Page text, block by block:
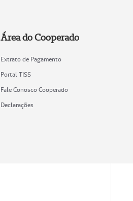
Área do Cooperado
Extrato de Pagamento
Portal TISS
Fale Conosco Cooperado
Declarações